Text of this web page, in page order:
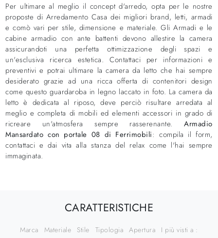
Per ultimare al meglio il concept d'arredo, opta per le nostre
proposte di Arredamento Casa dei migliori brand, letti, armadi
e comò vari per stile, dimensione e materiale. Gli Armadi e le
cabine armadio con ante battenti devono allestire la camera
assicurandoti una perfetta ottimizzazione degli spazi e
un'esclusiva ricerca estetica. Contattaci per informazioni e
preventivi e potrai ultimare la camera da letto che hai sempre
desiderato grazie ad una ricca offerta di contenitori design
come questo guardaroba in legno laccato in foto. La camera da
letto è dedicata al riposo, deve perciò risultare arredata al
meglio e completa di mobili ed elementi accessori in grado di
ricreare un'atmosfera sempre rasserenante.Armadio
Mansardato con portale 08 di Ferrimobili: compila il form,
contattaci e dai vita alla stanza del relax come l'hai sempre
immaginata.
CARATTERISTICHE
Marca Materiale Stile Tipologia Apertura I più visti a :